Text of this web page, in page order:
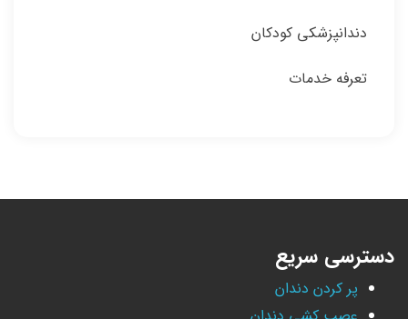
دندانپزشکی کودکان
تعرفه خدمات
دسترسی سریع
پر کردن دندان